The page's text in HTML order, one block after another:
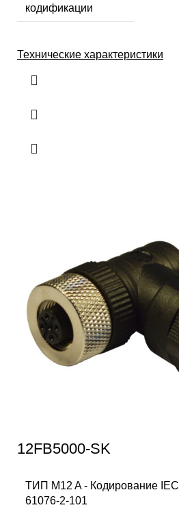
кодификации
Технические характеристики
12FB5000-SK
ТИП M12 A - Кодирование IEC
61076-2-101